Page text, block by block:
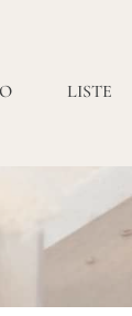
LISTE